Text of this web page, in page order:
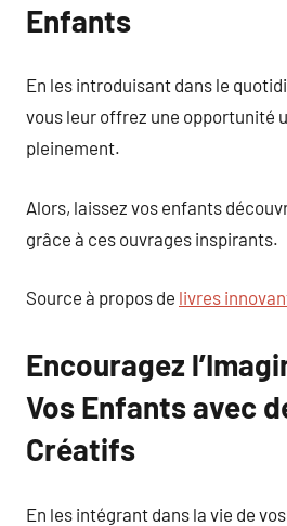
Enfants
En les introduisant dans le
vous leur offrez une opportunité
pleinement.
Alors, laissez vos enfants
grâce à ces ouvrages inspirants.
Source à propos de livres
Encouragez
Vos Enfants avec
Créatifs
En les intégrant dans la vie de